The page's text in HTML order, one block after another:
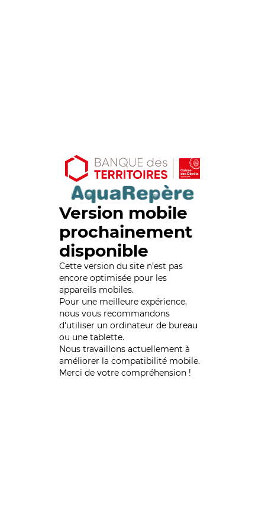
Version mobile
prochainement
disponible
Cette version du site n’est pas
encore optimisée pour les
appareils mobiles.
Pour une meilleure expérience,
nous vous recommandons
d'utiliser un ordinateur de bureau
ou une tablette.
Nous travaillons actuellement à
améliorer la compatibilité mobile.
Merci de votre compréhension !